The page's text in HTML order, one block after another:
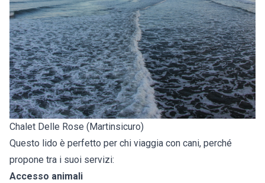
Chalet Delle Rose (Martinsicuro)
Questo lido è perfetto per chi viaggia con cani, perché
propone tra i suoi servizi:
Accesso animali